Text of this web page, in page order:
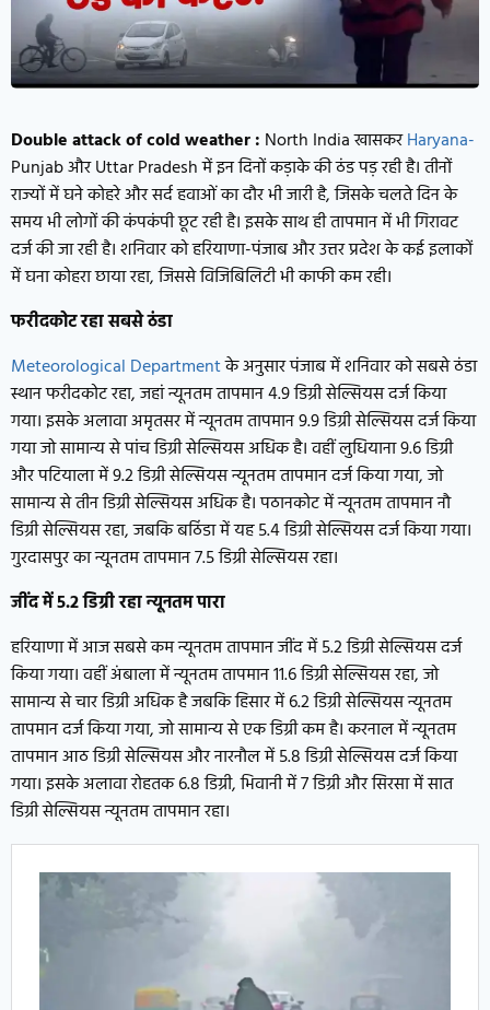
Double attack of cold weather : North India खासकरHaryana-
Punjab और Uttar Pradesh में इन दिनों कड़ाके की ठंड पड़ रही है। तीनों
राज्यों में घने कोहरे और सर्द हवाओं का दौर भी जारी है, जिसके चलते दिन के
समय भी लोगों की कंपकंपी छूट रही है। इसके साथ ही तापमान में भी गिरावट
दर्ज की जा रही है। शनिवार को हरियाणा-पंजाब और उत्तर प्रदेश के कई इलाकों
में घना कोहरा छाया रहा, जिससे विजिबिलिटी भी काफी कम रही।
फरीदकोट रहा सबसे ठंडा
Meteorological Departmentके अनुसार पंजाब में शनिवार को सबसे ठंडा
स्थान फरीदकोट रहा, जहां न्यूनतम तापमान 4.9 डिग्री सेल्सियस दर्ज किया
गया। इसके अलावा अमृतसर में न्यूनतम तापमान 9.9 डिग्री सेल्सियस दर्ज किया
गया जो सामान्य से पांच डिग्री सेल्सियस अधिक है। वहीं लुधियाना 9.6 डिग्री
और पटियाला में 9.2 डिग्री सेल्सियस न्यूनतम तापमान दर्ज किया गया, जो
सामान्य से तीन डिग्री सेल्सियस अधिक है। पठानकोट में न्यूनतम तापमान नौ
डिग्री सेल्सियस रहा, जबकि बठिंडा में यह 5.4 डिग्री सेल्सियस दर्ज किया गया।
गुरदासपुर का न्यूनतम तापमान 7.5 डिग्री सेल्सियस रहा।
जींद में 5.2 डिग्री रहा न्यूनतम पारा
हरियाणा में आज सबसे कम न्यूनतम तापमान जींद में 5.2 डिग्री सेल्सियस दर्ज
किया गया। वहीं अंबाला में न्यूनतम तापमान 11.6 डिग्री सेल्सियस रहा, जो
सामान्य से चार डिग्री अधिक है जबकि हिसार में 6.2 डिग्री सेल्सियस न्यूनतम
तापमान दर्ज किया गया, जो सामान्य से एक डिग्री कम है। करनाल में न्यूनतम
तापमान आठ डिग्री सेल्सियस और नारनौल में 5.8 डिग्री सेल्सियस दर्ज किया
गया। इसके अलावा रोहतक 6.8 डिग्री, भिवानी में 7 डिग्री और सिरसा में सात
डिग्री सेल्सियस न्यूनतम तापमान रहा।